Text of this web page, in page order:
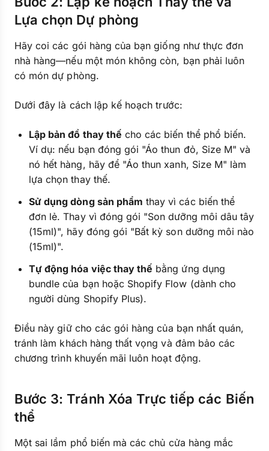
Lựa chọn Dự phòng
Hãy coi các gói hàng của bạn giống như thực đơn
nhà hàng—nếu một món không còn, bạn phải luôn
có món dự phòng.
Dưới đây là cách lập kế hoạch trước:
Lập bản đồ thay thế cho các biến thể phổ biến.
Ví dụ: nếu bạn đóng gói "Áo thun đỏ, Size M" và
nó hết hàng, hãy để "Áo thun xanh, Size M" làm
lựa chọn thay thế.
Sử dụng dòng sản phẩm thay vì các biến thể
đơn lẻ. Thay vì đóng gói "Son dưỡng môi dâu tây
(15ml)", hãy đóng gói "Bất kỳ son dưỡng môi nào
(15ml)".
Tự động hóa việc thay thế bằng ứng dụng
bundle của bạn hoặc Shopify Flow (dành cho
người dùng Shopify Plus).
Điều này giữ cho các gói hàng của bạn nhất quán,
tránh làm khách hàng thất vọng và đảm bảo các
chương trình khuyến mãi luôn hoạt động.
Bước 3: Tránh Xóa Trực tiếp các Biến
thể
Một sai lầm phổ biến mà các chủ cửa hàng mắc